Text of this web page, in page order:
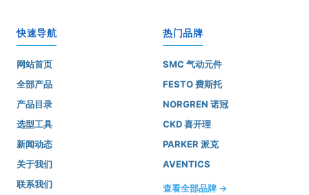
快速导航
网站首页
全部产品
产品目录
选型工具
新闻动态
关于我们
联系我们
热门品牌
SMC 气动元件
FESTO 费斯托
NORGREN 诺冠
CKD 喜开理
PARKER 派克
AVENTICS
查看全部品牌 →